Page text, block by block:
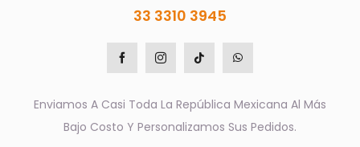
33 3310 3945
Enviamos A Casi Toda La República Mexicana Al Más
Bajo Costo Y Personalizamos Sus Pedidos.